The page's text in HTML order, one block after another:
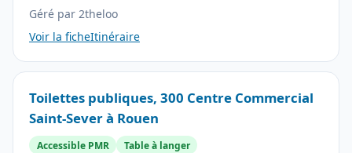
Géré par 2theloo
Voir la ficheItinéraire
Toilettes publiques, 300 Centre Commercial
Saint-Sever à Rouen
Accessible PMR Table à langer